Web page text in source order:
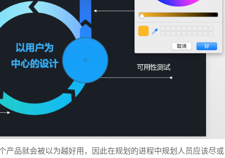
产品就会被以为越好用，因此在规划的进程中规划人员应该尽或